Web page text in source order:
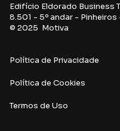
Edifício Eldorado Business
8.501 - 5º andar -
© 2025 Motiva
Política de Privacidade
Política de Cookies
Termos de Uso